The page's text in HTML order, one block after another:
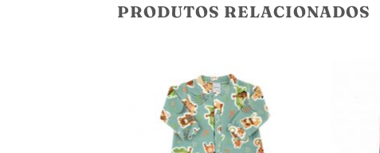
PRODUTOS RELACIONADOS
Adicionar
desejos